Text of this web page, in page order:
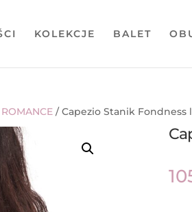
KOLEKCJE BALET
/ Capezio Stanik